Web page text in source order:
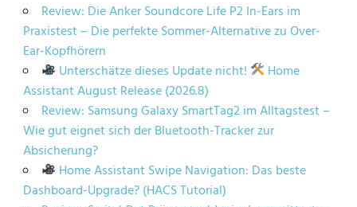
Review: Die Anker Soundcore Life P2 In-Ears im
Praxistest – Die perfekte Sommer-Alternative zu Over-
Ear-Kopfhörern
Unterschätze dieses Update nicht!
Home
Assistant August Release (2026.8)
Review: Samsung Galaxy SmartTag2 im Alltagstest –
Wie gut eignet sich der Bluetooth-Tracker zur
Absicherung?
Home Assistant Swipe Navigation: Das beste
Dashboard-Upgrade? (HACS Tutorial)